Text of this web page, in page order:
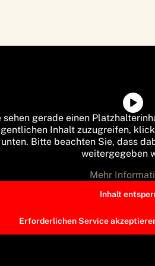
sehen gerade einen
Inhalt zuzugreifen,
unten. Bitte beachten Sie, dass
weitergegeben
Mehr
Inhalt
Erforderlichen Service